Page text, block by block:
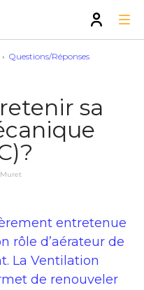
Questions/Réponses
sa
entretenue
rôle d’aérateur de
La Ventilation
de renouveler